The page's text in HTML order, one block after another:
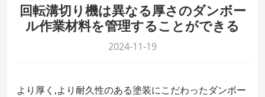
回転溝切り機は異なる厚さのダンボー
ル作業材料を管理することができる
2024-11-19
より厚く,より耐久性のある塗装にこだわったダンボー